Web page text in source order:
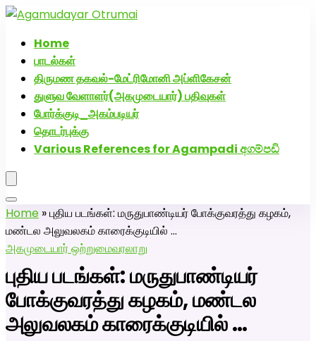
Home
பாடல்கள்
திருமண தகவல்-மேட்ரிமோனி அப்ளிகேசன்
துளுவ வேளாளர்(அகமுடையார்) பதிவுகள்
போர்க்குடி_அகம்படியர்
தொடர்புக்கு
Various References for Agampadi අගම්පඩි
Home »புதிய படங்கள்: மருதுபாண்டியர் போக்குவரத்து கழகம்,
மண்டல அலுவலகம் காரைக்குடியில் …
அகமுடையார் ஒற்றுமைவரலாறு
புதிய படங்கள்: மருதுபாண்டியர்
போக்குவரத்து கழகம், மண்டல
அலுவலகம் காரைக்குடியில் …
அகமுடையார் திருமண வரன்களுக்கு அகமுடையார்மேட்ரி-